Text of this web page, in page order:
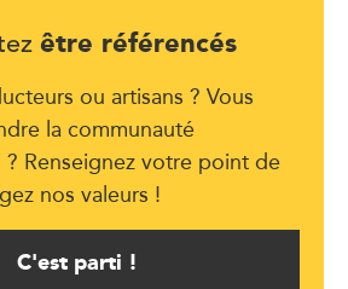
être référencés
ou artisans ? Vous
la communauté
Renseignez votre point de
nos valeurs !
C'est parti !